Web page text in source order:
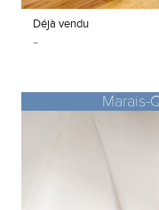
Déjà vendu
-
Marais-